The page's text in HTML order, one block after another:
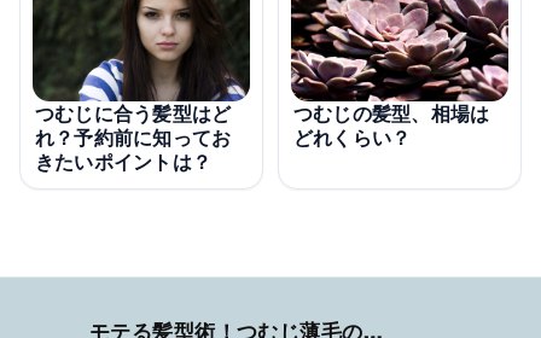
つむじに合う髪型はど
れ？予約前に知ってお
きたいポイントは？
つむじの髪型、相場は
どれくらい？
モテる髪型術！つむじ薄毛の隠し方